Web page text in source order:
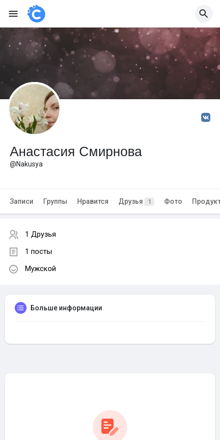
Анастасия Смирнова
@Nakusya
Записи Группы Нравится Друзья 1 Фото
1 Друзья
1 посты
Мужской
Больше информации